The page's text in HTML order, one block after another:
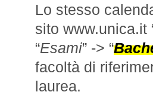
Lo stesso
sito www.unica.it
“Esami” -> “
facoltà di
laurea.